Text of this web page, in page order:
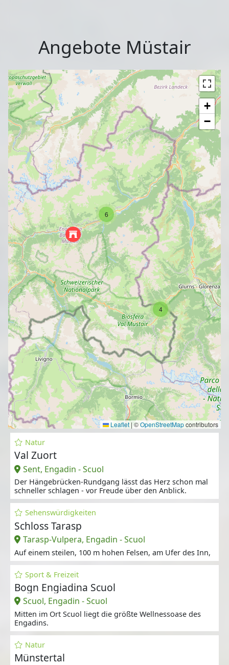
Angebote Müstair
4
6
+
−
Leaflet |©OpenStreetMapcontributors
Natur
Val Zuort
Sent, Engadin - Scuol
Der Hängebrücken-Rundgang lässt das Herz schon mal
schneller schlagen - vor Freude über den Anblick.
Sehenswürdigkeiten
Schloss Tarasp
Tarasp-Vulpera, Engadin - Scuol
Auf einem steilen, 100 m hohen Felsen, am Ufer des Inn,
Sport & Freizeit
Bogn Engiadina Scuol
Scuol, Engadin - Scuol
Mitten im Ort Scuol liegt die größte Wellnessoase des
Engadins.
Natur
Münstertal